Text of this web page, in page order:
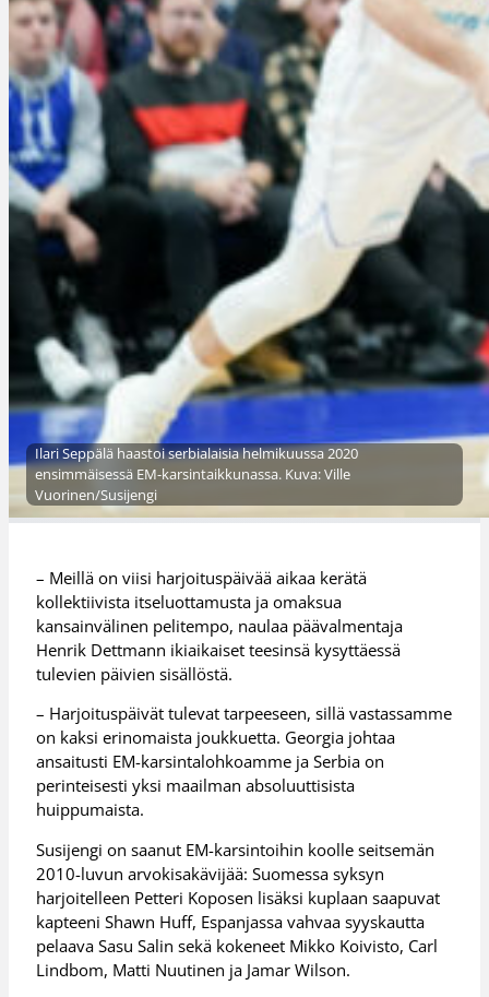
Ilari Seppälä haastoi serbialaisia helmikuussa 2020
ensimmäisessä EM-karsintaikkunassa. Kuva: Ville
Vuorinen/Susijengi
– Meillä on viisi harjoituspäivää aikaa kerätä
kollektiivista itseluottamusta ja omaksua
kansainvälinen pelitempo, naulaa päävalmentaja
Henrik Dettmann ikiaikaiset teesinsä kysyttäessä
tulevien päivien sisällöstä.
– Harjoituspäivät tulevat tarpeeseen, sillä vastassamme
on kaksi erinomaista joukkuetta. Georgia johtaa
ansaitusti EM-karsintalohkoamme ja Serbia on
perinteisesti yksi maailman absoluuttisista
huippumaista.
Susijengi on saanut EM-karsintoihin koolle seitsemän
2010-luvun arvokisakävijää: Suomessa syksyn
harjoitelleen Petteri Koposen lisäksi kuplaan saapuvat
kapteeni Shawn Huff, Espanjassa vahvaa syyskautta
pelaava Sasu Salin sekä kokeneet Mikko Koivisto, Carl
Lindbom, Matti Nuutinen ja Jamar Wilson.